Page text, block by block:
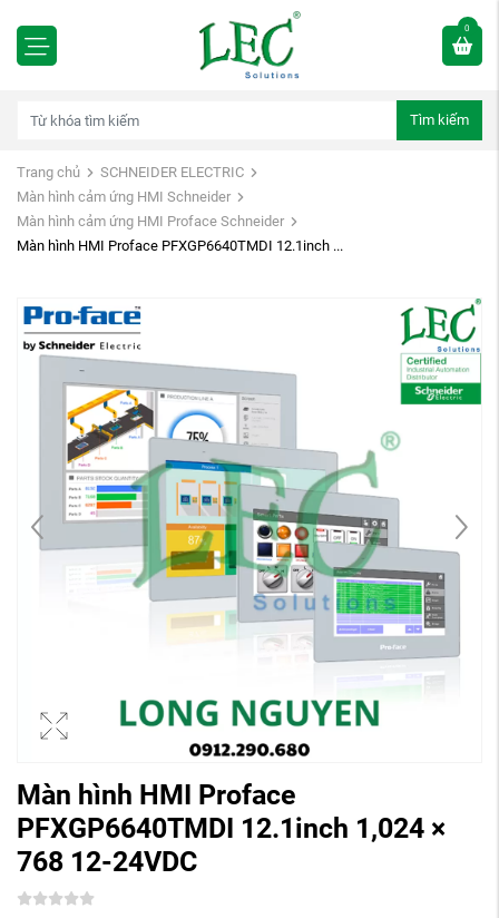
0
Tìm kiếm
Trang chủ
SCHNEIDER ELECTRIC
Màn hình cảm ứng HMI Schneider
Màn hình cảm ứng HMI Proface Schneider
Màn hình HMI Proface PFXGP6640TMDI 12.1inch ...
Màn hình HMI Proface
PFXGP6640TMDI 12.1inch 1,024 ×
768 12-24VDC